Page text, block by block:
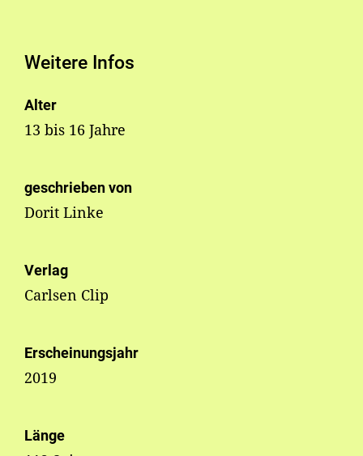
Weitere Infos
Alter
13 bis 16 Jahre
geschrieben von
Dorit Linke
Verlag
Carlsen Clip
Erscheinungsjahr
2019
Länge